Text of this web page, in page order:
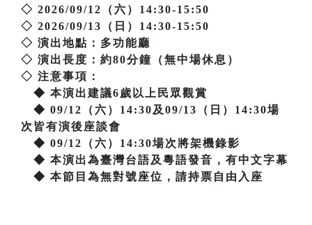
◇ 2026/09/12（六）14:30-15:50
◇ 2026/09/13（日）14:30-15:50
◇ 演出地點：多功能廳
◇ 演出長度：約80分鐘（無中場休息）
◇ 注意事項：
◆ 本演出建議6歲以上民眾觀賞
◆ 09/12（六）14:30及09/13（日）14:30場
次皆有演後座談會
◆ 09/12（六）14:30場次將架機錄影
◆ 本演出為臺灣台語及粵語發音，有中文字幕
◆ 本節目為無對號座位，請持票自由入座